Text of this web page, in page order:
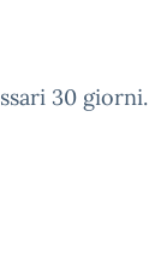
30 giorni.